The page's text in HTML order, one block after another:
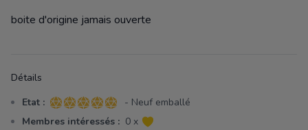
Description
boite d'origine jamais ouverte
Détails
Etat : 5 sur 5 étoiles
- Neuf emballé
Membres intéressés : 0 x